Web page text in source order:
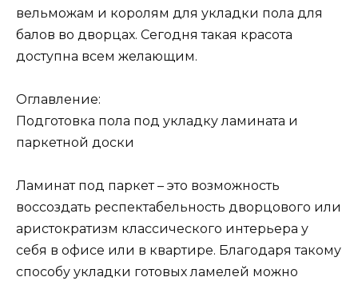
вельможам и королям для укладки пола для
балов во дворцах. Сегодня такая красота
доступна всем желающим.
Оглавление:
Подготовка пола под укладку ламината и
паркетной доски
Ламинат под паркет – это возможность
воссоздать респектабельность дворцового или
аристократизм классического интерьера у
себя в офисе или в квартире. Благодаря такому
способу укладки готовых ламелей можно